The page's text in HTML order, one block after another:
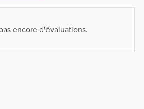
encore d'évaluations.